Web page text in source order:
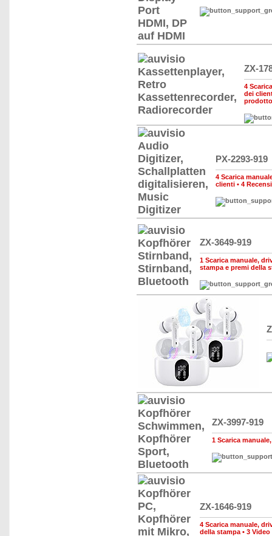
ZX-
4
dei
prodotto
PX-2293-919
4 Scarica
clienti • 4
ZX-3649-919
1 Scarica manuale,
stampa e premi della
ZX-3997-919
1 Scarica
ZX-1646-919
4 Scarica manuale,
della stampa • 3